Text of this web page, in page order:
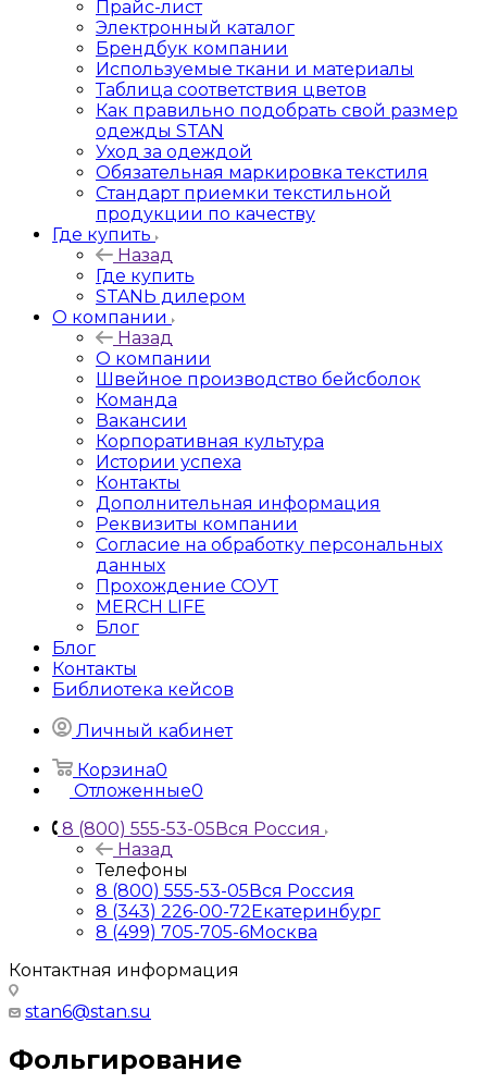
Прайс-лист
Электронный каталог
Брендбук компании
Используемые ткани и материалы
Таблица соответствия цветов
Как правильно подобрать свой размер
одежды STAN
Уход за одеждой
Обязательная маркировка текстиля
Стандарт приемки текстильной
продукции по качеству
Где купить
Назад
Где купить
STANЬ дилером
О компании
Назад
О компании
Швейное производство бейсболок
Команда
Вакансии
Корпоративная культура
Истории успеха
Контакты
Дополнительная информация
Реквизиты компании
Согласие на обработку персональных
данных
Прохождение СОУТ
MERCH LIFE
Блог
Блог
Контакты
Библиотека кейсов
Личный кабинет
Корзина0
Отложенные0
8 (800) 555-53-05Вся Россия
Назад
Телефоны
8 (800) 555-53-05Вся Россия
8 (343) 226-00-72Екатеринбург
8 (499) 705-705-6Москва
Контактная информация
stan6@stan.su
Фольгирование